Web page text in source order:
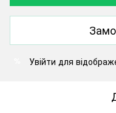
Увійти для